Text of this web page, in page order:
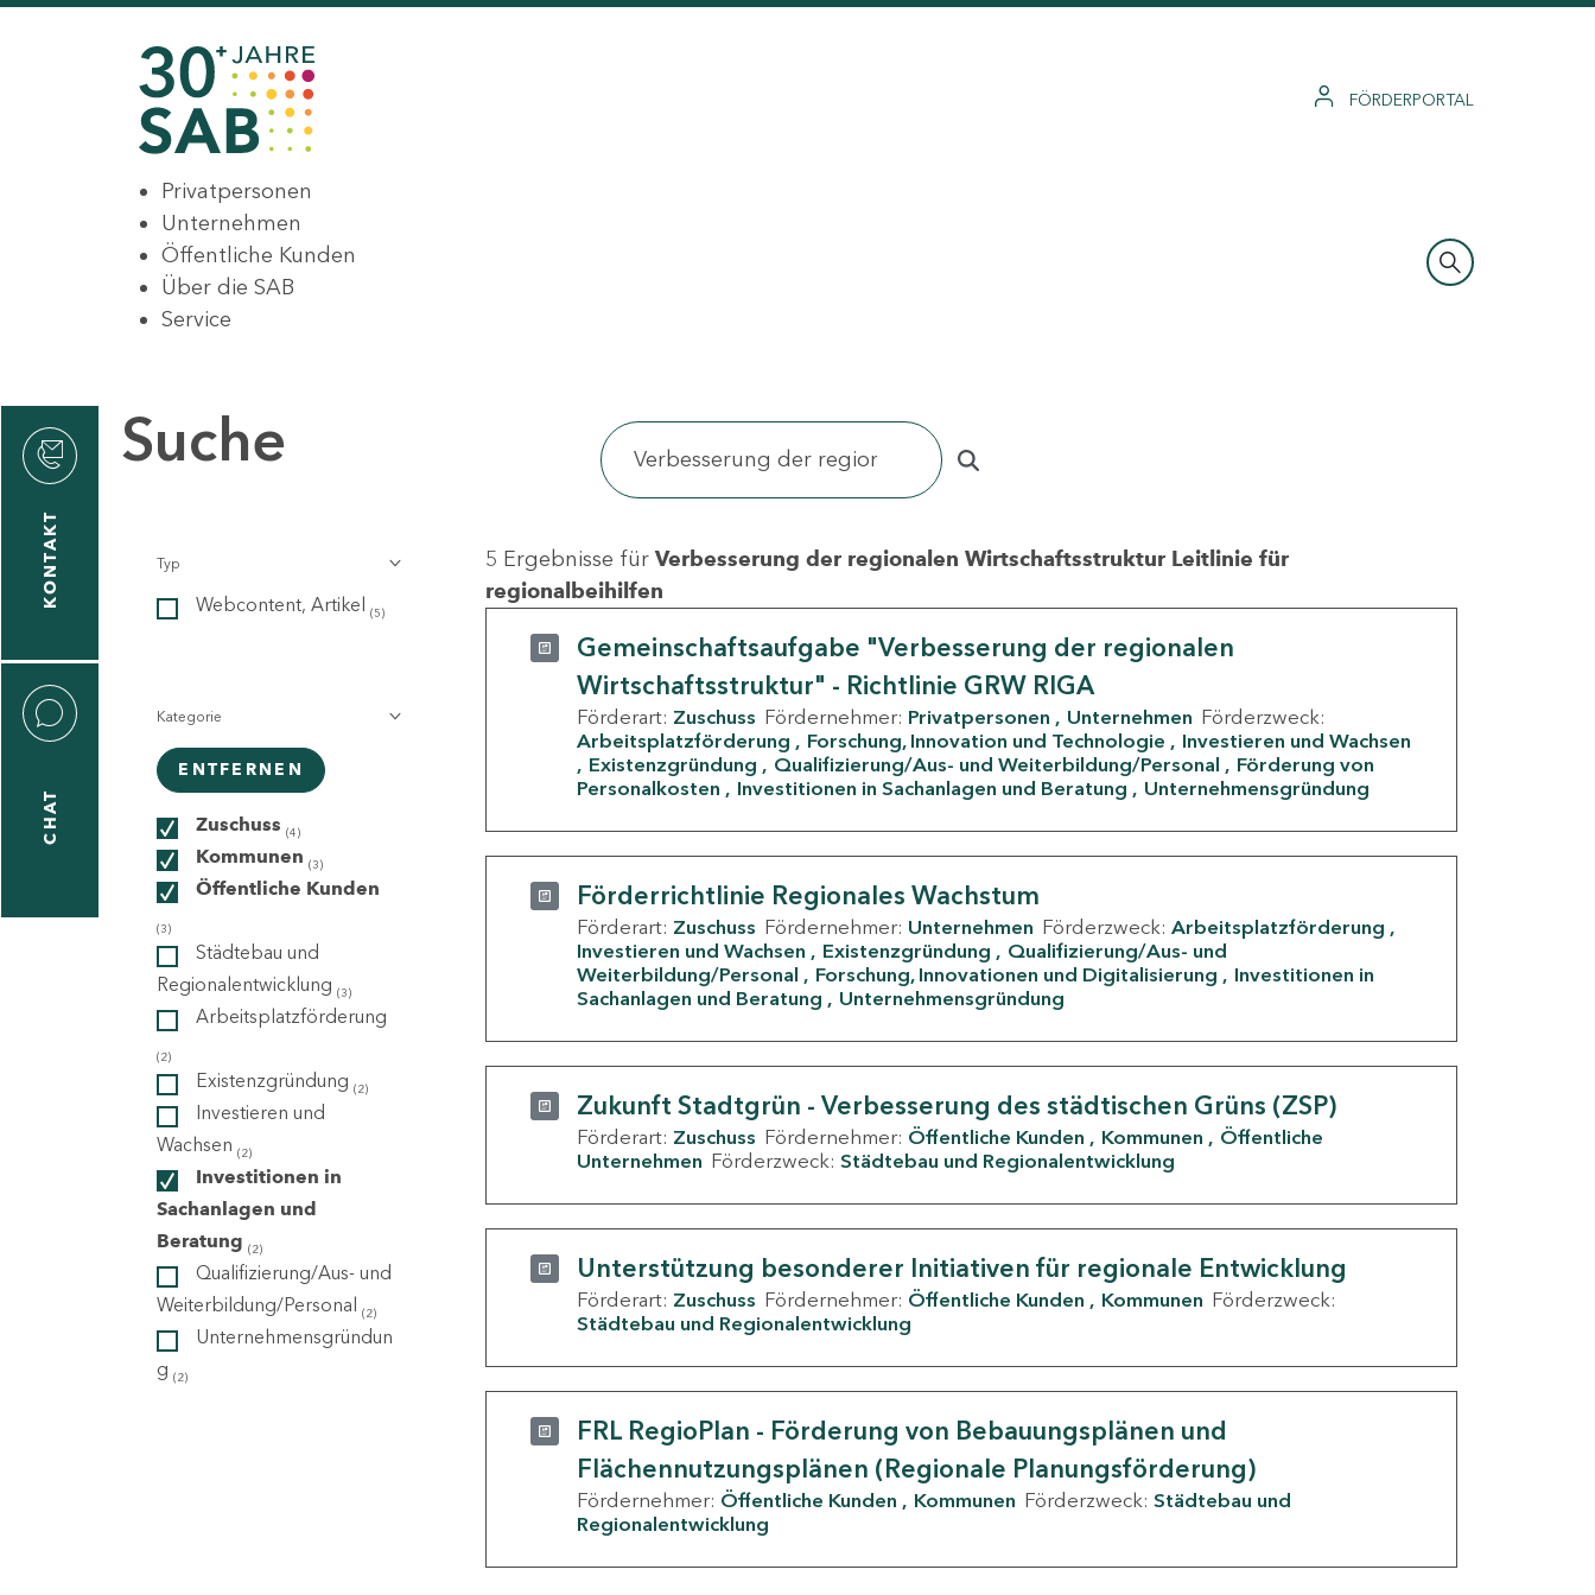
FÖRDERPORTAL
Privatpersonen
Unternehmen
Öffentliche Kunden
Über die SAB
Service
KONTAKT
CHAT
Suche
Typ
Webcontent, Artikel (5)
Kategorie
ENTFERNEN
Zuschuss (4)
Kommunen (3)
Öffentliche Kunden
(3)
Städtebau und
Regionalentwicklung (3)
Arbeitsplatzförderung
(2)
Existenzgründung (2)
Investieren und
Wachsen (2)
Investitionen in
Sachanlagen und
Beratung (2)
Qualifizierung/Aus- und
Weiterbildung/Personal (2)
Unternehmensgründun
g (2)
5 Ergebnisse für Verbesserung der regionalen Wirtschaftsstruktur Leitlinie für
regionalbeihilfen
Gemeinschaftsaufgabe "Verbesserung der regionalen
Wirtschaftsstruktur" - Richtlinie GRW RIGA
Förderart: Zuschuss Fördernehmer: Privatpersonen Unternehmen Förderzweck:
Arbeitsplatzförderung
Forschung, Innovation und Technologie
Investieren und Wachsen
Existenzgründung
Qualifizierung/Aus- und Weiterbildung/Personal
Förderung von
Personalkosten
Investitionen in Sachanlagen und Beratung Unternehmensgründung
Förderrichtlinie Regionales Wachstum
Förderart: Zuschuss Fördernehmer: Unternehmen Förderzweck: Arbeitsplatzförderung
Investieren und Wachsen
Existenzgründung
Qualifizierung/Aus- und
Weiterbildung/Personal
Forschung, Innovationen und Digitalisierung
Investitionen in
Sachanlagen und Beratung
Unternehmensgründung
Zukunft Stadtgrün - Verbesserung des städtischen Grüns (ZSP)
Förderart: Zuschuss Fördernehmer: Öffentliche Kunden Kommunen
Öffentliche
Unternehmen Förderzweck: Städtebau und Regionalentwicklung
Unterstützung besonderer Initiativen für regionale Entwicklung
Förderart: Zuschuss Fördernehmer: Öffentliche Kunden Kommunen Förderzweck:
Städtebau und Regionalentwicklung
FRL RegioPlan - Förderung von Bebauungsplänen und
Flächennutzungsplänen (Regionale Planungsförderung)
Fördernehmer: Öffentliche Kunden Kommunen Förderzweck: Städtebau und
Regionalentwicklung